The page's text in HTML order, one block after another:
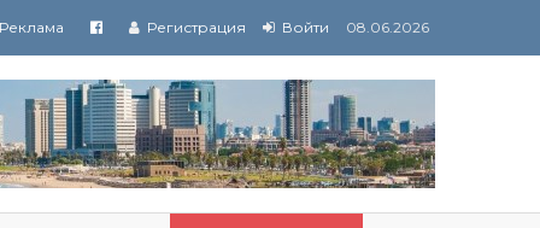
Реклама Регистрация Войти 08.06.2026